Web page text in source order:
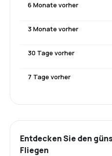
6 Monate vorher
3 Monate vorher
30 Tage vorher
7 Tage vorher
Entdecken Sie den
Fliegen